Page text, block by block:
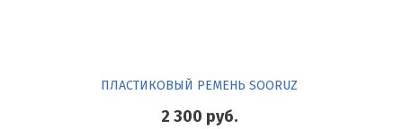
ПЛАСТИКОВЫЙ РЕМЕНЬ SOORUZ
2 300 руб.